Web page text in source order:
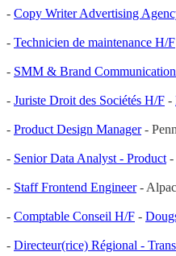
- Copy Writer Advertising
- Technicien de maintenance H/F
- SMM & Brand
- Juriste Droit des Sociétés H/F -
- Product Design Manager-
- Senior Data Analyst - Product -
- Staff Frontend Engineer-
- Comptable Conseil H/F -
- Directeur(rice) Régional -